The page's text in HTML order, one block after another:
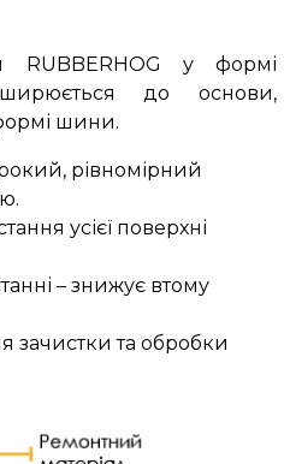
RUBBERHOG у формі
до основи,
шини.
рівномірний
усієї поверхні
– знижує втому
зачистки та обробки